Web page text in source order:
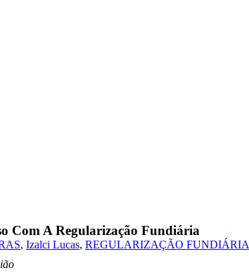
Com A Regularização Fundiária
, Izalci Lucas, REGULARIZAÇÃO FUNDIÁRIA